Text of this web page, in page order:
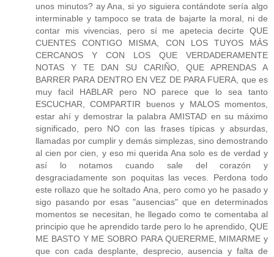
unos minutos? ay Ana, si yo siguiera contándote sería algo
interminable y tampoco se trata de bajarte la moral, ni de
contar mis vivencias, pero sí me apetecia decirte QUE
CUENTES CONTIGO MISMA, CON LOS TUYOS MÁS
CERCANOS Y CON LOS QUE VERDADERAMENTE
NOTAS Y TE DAN SU CARIÑO, QUE APRENDAS A
BARRER PARA DENTRO EN VEZ DE PARA FUERA, que es
muy facil HABLAR pero NO parece que lo sea tanto
ESCUCHAR, COMPARTIR buenos y MALOS momentos,
estar ahí y demostrar la palabra AMISTAD en su máximo
significado, pero NO con las frases típicas y absurdas,
llamadas por cumplir y demás simplezas, sino demostrando
al cien por cien, y eso mi querida Ana solo es de verdad y
así lo notamos cuando sale del corazón y
desgraciadamente son poquitas las veces. Perdona todo
este rollazo que he soltado Ana, pero como yo he pasado y
sigo pasando por esas "ausencias" que en determinados
momentos se necesitan, he llegado como te comentaba al
principio que he aprendido tarde pero lo he aprendido, QUE
ME BASTO Y ME SOBRO PARA QUERERME, MIMARME y
que con cada desplante, desprecio, ausencia y falta de